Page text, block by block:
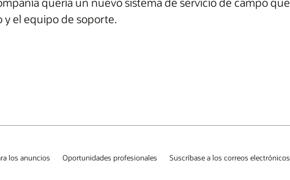
y el equipo de soporte.
los anuncios Oportunidades profesionales Suscríbase a los correos electrónicos